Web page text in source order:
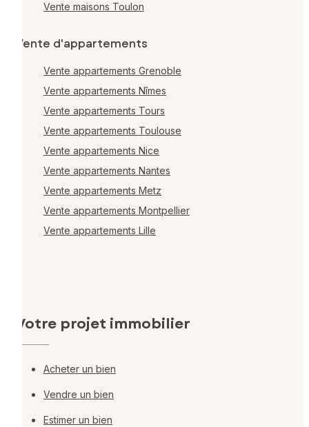
Vente maisons Toulon
Vente d'appartements
Vente appartements Grenoble
Vente appartements Nîmes
Vente appartements Tours
Vente appartements Toulouse
Vente appartements Nice
Vente appartements Nantes
Vente appartements Metz
Vente appartements Montpellier
Vente appartements Lille
Votre projet immobilier
Acheter un bien
Vendre un bien
Estimer un bien